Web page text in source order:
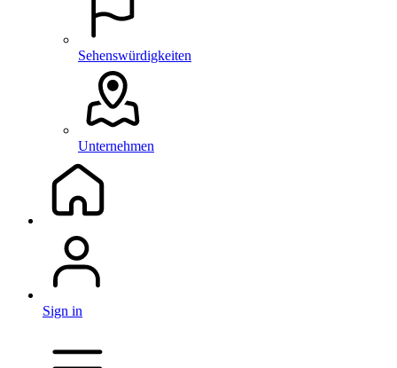
Sehenswürdigkeiten
Unternehmen
Sign in